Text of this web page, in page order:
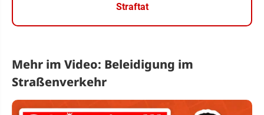
Straftat
Mehr im Video: Beleidigung im
Straßenverkehr